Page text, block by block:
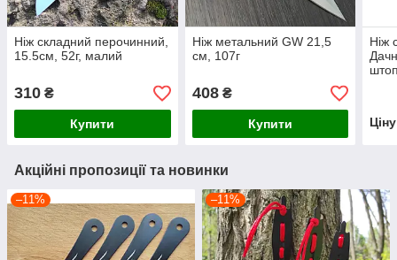
Ніж складний перочинний,
15.5см, 52г, малий
310 ₴
Купити
Ніж метальний GW 21,5
см, 107г
408₴
Купити
Ніж
Акційні пропозиції та новинки
–11% –11%